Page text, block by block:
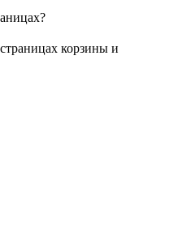
?
корзины и